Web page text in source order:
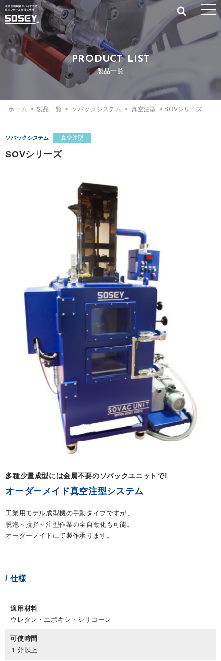
PRODUCT LIST
製品一覧
ホーム > 製品一覧 > ソバックシステム > 真空注型 > SOVシリーズ
ソバックシステム 真空注型
SOVシリーズ
多種少量成型には金属不要のソバックユニットで!
オーダーメイド真空注型システム
工業用モデル成型機の手動タイプですが、
脱泡～撹拌～注型作業の全自動化も可能。
オーダーメイドにて製作承ります。
仕様
適用材料
ウレタン・エポキシ・シリコーン
可使時間
１分以上